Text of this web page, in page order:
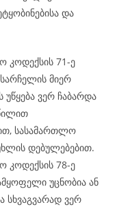
და
კოდექსის 71-ე
მიერ
ვერ ჩაბარდა
სასამართლო
დებულებებით.
კოდექსის 78-ე
უცნობია ან
სხვაგვარად ვერ